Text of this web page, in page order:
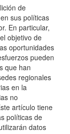
de
sus políticas
En particular,
objetivo de
oportunidades
pueden
que han
regionales
en la
no
artículo tiene
políticas de
datos